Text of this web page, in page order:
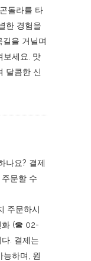
돌라를 타
한 경험을
을 거닐며
보세요. 맛
달콤한 신
나요? 결제
문할 수
주문하시
화 (☎︎ 02-
. 결제는
능하며, 원